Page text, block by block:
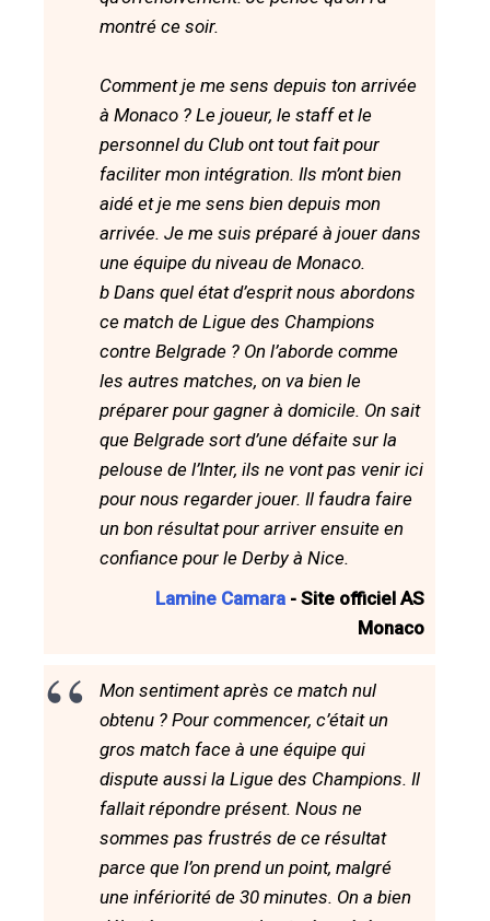
montré ce soir.
Comment je me sens depuis ton arrivée
à Monaco ? Le joueur, le staff et le
personnel du Club ont tout fait pour
faciliter mon intégration. Ils m’ont bien
aidé et je me sens bien depuis mon
arrivée. Je me suis préparé à jouer dans
une équipe du niveau de Monaco.
b Dans quel état d’esprit nous abordons
ce match de Ligue des Champions
contre Belgrade ? On l’aborde comme
les autres matches, on va bien le
préparer pour gagner à domicile. On sait
que Belgrade sort d’une défaite sur la
pelouse de l’Inter, ils ne vont pas venir ici
pour nous regarder jouer. Il faudra faire
un bon résultat pour arriver ensuite en
confiance pour le Derby à Nice.
Lamine Camara - Site officiel AS
Monaco
Mon sentiment après ce match nul
obtenu ? Pour commencer, c’était un
gros match face à une équipe qui
dispute aussi la Ligue des Champions. Il
fallait répondre présent. Nous ne
sommes pas frustrés de ce résultat
parce que l’on prend un point, malgré
une infériorité de 30 minutes. On a bien